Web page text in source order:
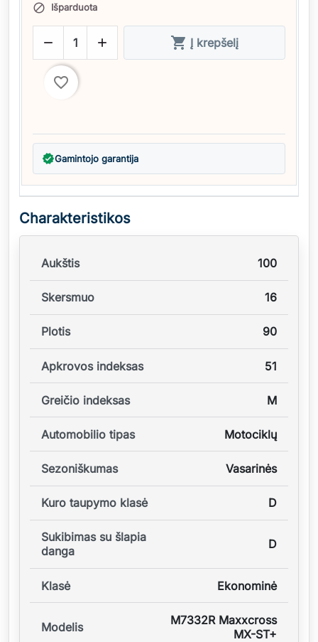
 Išparduota
   Į krepšelį
favorite_border
verifiedGamintojo garantija
Charakteristikos
Aukštis 100
Skersmuo 16
Plotis 90
Apkrovos indeksas 51
Greičio indeksas M
Automobilio tipas Motociklų
Sezoniškumas Vasarinės
Kuro taupymo klasė D
Sukibimas su šlapia
danga
D
Klasė Ekonominė
Modelis
M7332R Maxxcross
MX-ST+